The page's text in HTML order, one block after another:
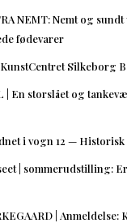
NEMT: Nemt og sundt
fødevarer
Silkeborg
| En storslået og
i vogn 12 —
| sommerudstilling:
| Anmeldelse: